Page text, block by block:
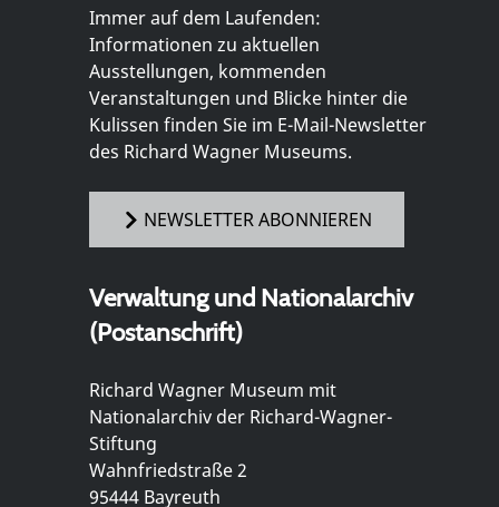
Immer auf dem Laufenden:
Informationen zu aktuellen
Ausstellungen, kommenden
Veranstaltungen und Blicke hinter die
Kulissen finden Sie im E-Mail-Newsletter
des Richard Wagner Museums.
NEWSLETTER ABONNIEREN
Verwaltung und Nationalarchiv
(Postanschrift)
Richard Wagner Museum mit
Nationalarchiv der Richard-Wagner-
Stiftung
Wahnfriedstraße 2
95444 Bayreuth